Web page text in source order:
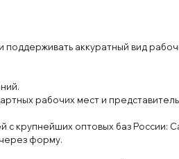
поддерживать аккуратный вид
рабочих мест и представитель
с крупнейших оптовых баз России: С
форму.